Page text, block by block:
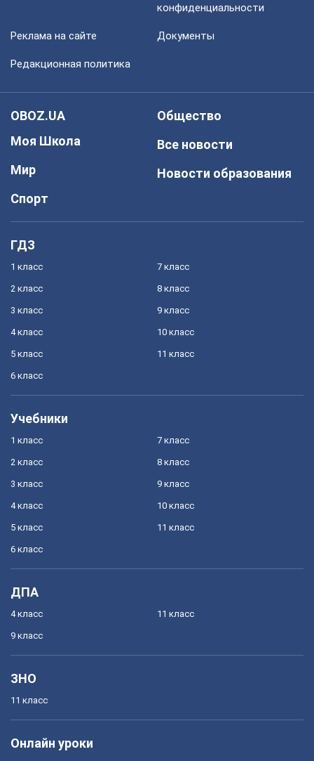
конфиденциальности
Реклама на сайте Документы
Редакционная политика
OBOZ.UA
Моя Школа
Мир
Спорт
Общество
Все новости
Новости образования
ГДЗ
1 класс
2 класс
3 класс
4 класс
5 класс
6 класс
7 класс
8 класс
9 класс
10 класс
11 класс
Учебники
1 класс
2 класс
3 класс
4 класс
5 класс
6 класс
7 класс
8 класс
9 класс
10 класс
11 класс
ДПА
4 класс
9 класс
11 класс
ЗНО
11 класс
Онлайн уроки